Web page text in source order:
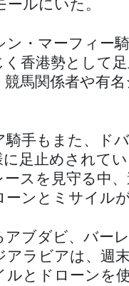
ルにいた。
ン・マーフィー
香港勢として
馬関係者や有
騎手もまた、ド
足止めされて
ースを見守る中
ンとミサイル
アブダビ、バー
アラビアは、週
ルとドローンを